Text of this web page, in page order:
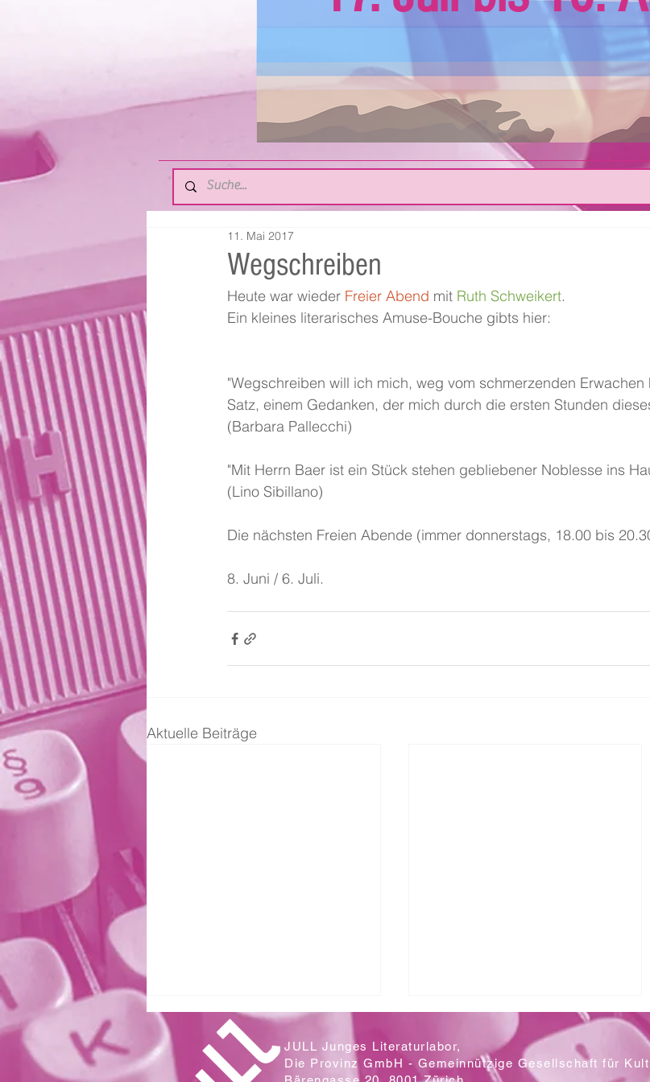
Wegschreiben
11. Mai 2017
Heute war wieder Freier Abend mit Ruth Schweikert.
Ein kleines literarisches Amuse-Bouche gibts hier:
"Wegschreiben will ich mich, weg vom schmerzenden Erwachen
Satz, einem Gedanken, der mich durch die ersten Stunden
(Barbara Pallecchi)
"Mit Herrn Baer ist ein Stück stehen gebliebener Noblesse ins
(Lino Sibillano)
Die nächsten Freien Abende (immer donnerstags, 18.00 bis
8. Juni / 6. Juli.
Aktuelle Beiträge
JULL Junges Literaturlabor,
Die Provinz GmbH - Gemeinnützige Gesellschaft für